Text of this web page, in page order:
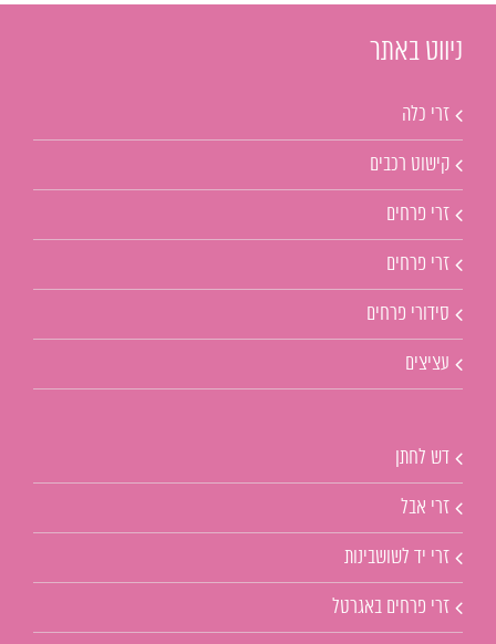
ניווט באתר
זרי כלה
קישוט רכבים
זרי פרחים
זרי פרחים
סידורי פרחים
עציצים
דש לחתן
זרי אבל
זרי יד לשושבינות
זרי פרחים באגרטל